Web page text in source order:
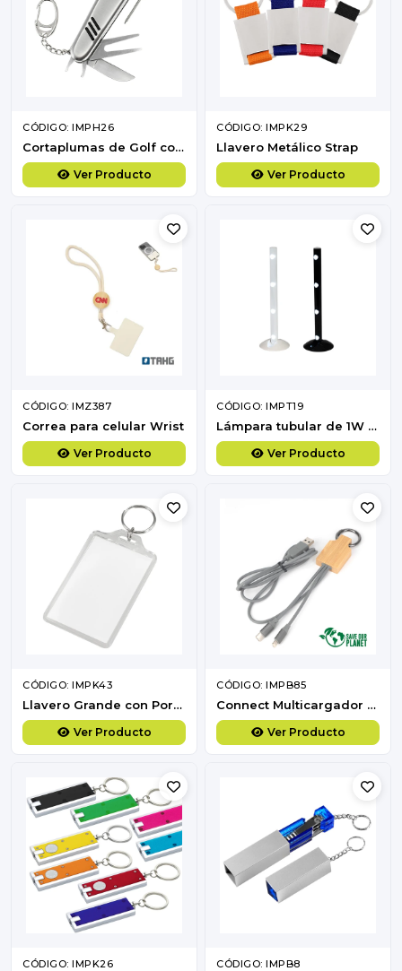
CÓDIGO: IMPH26
Cortaplumas de Golf con Llavero
Ver Producto
CÓDIGO: IMPK29
Llavero Metálico Strap
Ver Producto
CÓDIGO: IMZ387
Correa para celular Wrist
Ver Producto
CÓDIGO: IMPT19
Lámpara tubular de 1W con 4 LED
Ver Producto
CÓDIGO: IMPK43
Llavero Grande con Porta-Foto Acrílico
Ver Producto
CÓDIGO: IMPB85
Connect Multicargador 4 en 1 de Bamboo con llavero.
Ver Producto
CÓDIGO: IMPK26 CÓDIGO: IMPB8